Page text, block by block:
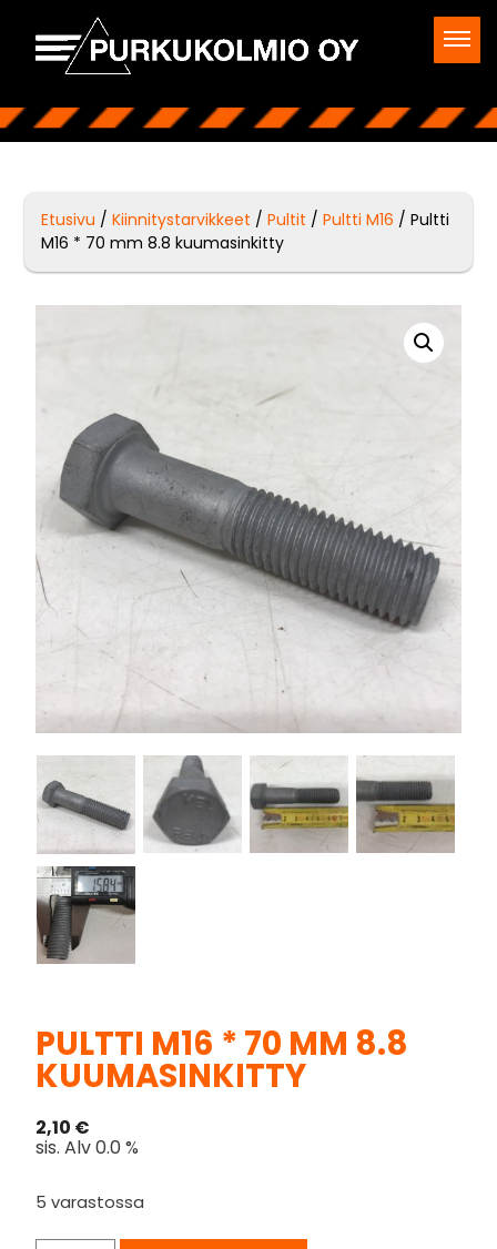
Etusivu /Kiinnitystarvikkeet /Pultit /Pultti M16 / Pultti
M16 * 70 mm 8.8 kuumasinkitty
PULTTI M16 * 70 MM 8.8
KUUMASINKITTY
2,10 €
sis. Alv 0.0 %
5 varastossa